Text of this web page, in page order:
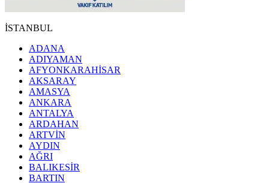
İSTANBUL
ADANA
ADIYAMAN
AFYONKARAHİSAR
AKSARAY
AMASYA
ANKARA
ANTALYA
ARDAHAN
ARTVİN
AYDIN
AĞRI
BALIKESİR
BARTIN